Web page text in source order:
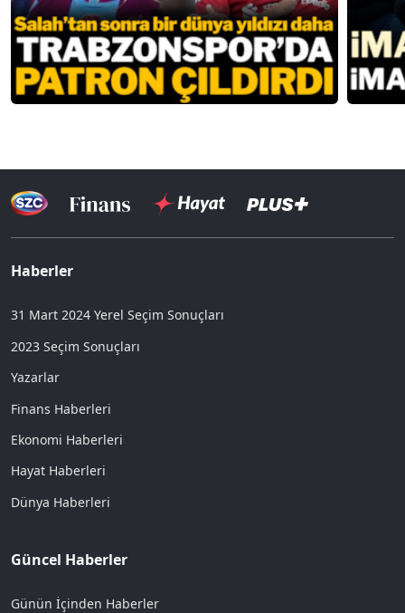
Haberler
31 Mart 2024 Yerel Seçim Sonuçları
2023 Seçim Sonuçları
Yazarlar
Finans Haberleri
Ekonomi Haberleri
Hayat Haberleri
Dünya Haberleri
Güncel Haberler
Günün İçinden Haberler